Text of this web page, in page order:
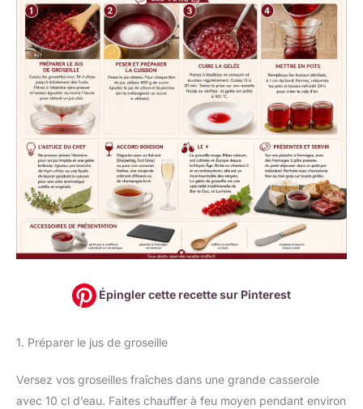
Épingler cette recette sur Pinterest
1. Préparer le jus de groseille
Versez vos groseilles fraîches dans une grande casserole
avec 10 cl d’eau. Faites chauffer à feu moyen pendant environ